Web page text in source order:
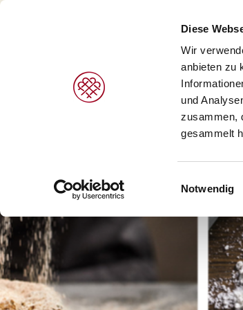
Diese
Wir
anbieten zu
und
zusammen,
gesammelt
Notwendig
PRODUKTE
Speiseeis >
MARKEN
Cresco Italia >
Diversi Foods >
Wolf Butterback